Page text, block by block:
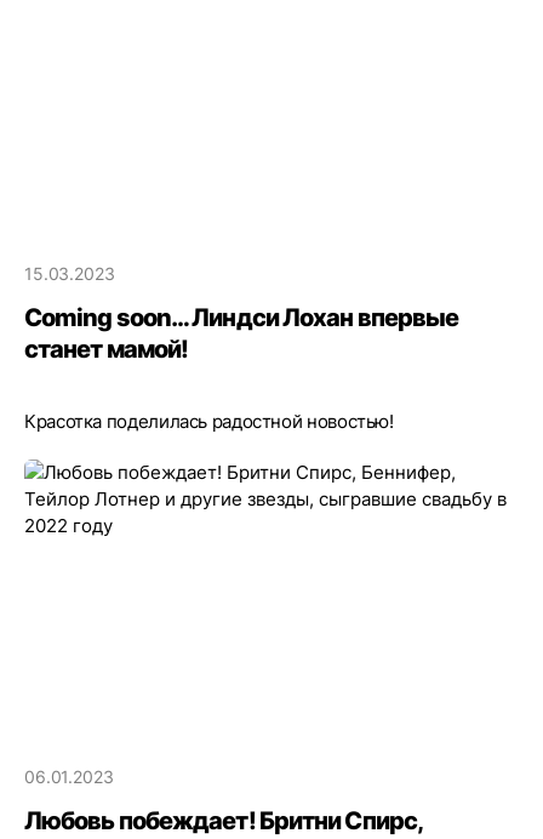
15.03.2023
Coming soon… Линдси Лохан впервые
станет мамой!
Красотка поделилась радостной новостью!
06.01.2023
Любовь побеждает! Бритни Спирс,